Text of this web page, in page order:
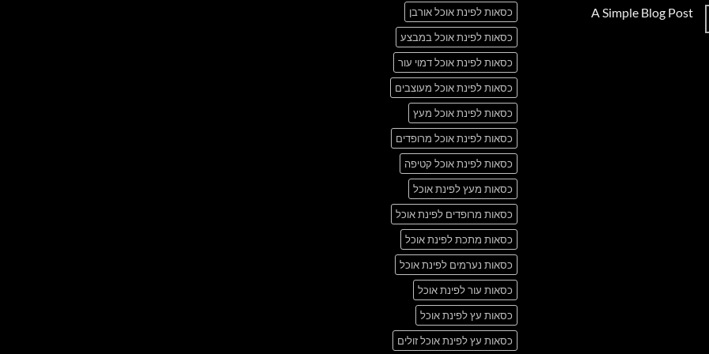
על
A Simple Blog Post
כסאות לפינת אוכל אורבן
כסאות לפינת אוכל במבצע
כסאות לפינת אוכל דמוי עור
כסאות לפינת אוכל מעוצבים
כסאות לפינת אוכל מעץ
כסאות לפינת אוכל מרופדים
כסאות לפינת אוכל קטיפה
כסאות מעץ לפינת אוכל
כסאות מרופדים לפינת אוכל
כסאות מתכת לפינת אוכל
כסאות נערמים לפינת אוכל
כסאות עור לפינת אוכל
כסאות עץ לפינת אוכל
כסאות עץ לפינת אוכל זולים